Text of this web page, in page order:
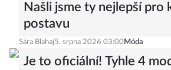
Našli jsme ty nejlepší pro
postavu
Sára Blahaj5. srpna 2026 03:00 Móda
Je to oficiální! Tyhle 4